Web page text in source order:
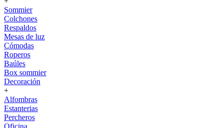
Sommier
Colchones
Respaldos
Mesas de luz
Cómodas
Roperos
Baúles
Box sommier
Decoración
+
Alfombras
Estanterias
Percheros
Oficina